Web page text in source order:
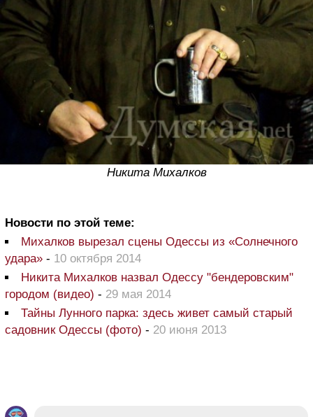
Никита Михалков
Новости по этой теме:
Михалков вырезал сцены Одессы из «Солнечного
удара» - 10 октября 2014
Никита Михалков назвал Одессу "бендеровским"
городом (видео) - 29 мая 2014
Тайны Лунного парка: здесь живет самый старый
садовник Одессы (фото) - 20 июня 2013